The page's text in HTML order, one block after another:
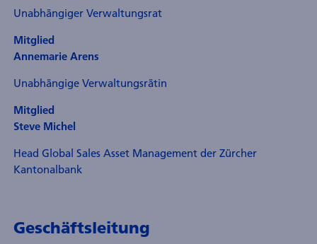
Unabhängiger Verwaltungsrat
Mitglied
Annemarie Arens
Unabhängige Verwaltungsrätin
Mitglied
Steve Michel
Head Global Sales Asset Management der Zürcher
Kantonalbank
Geschäftsleitung